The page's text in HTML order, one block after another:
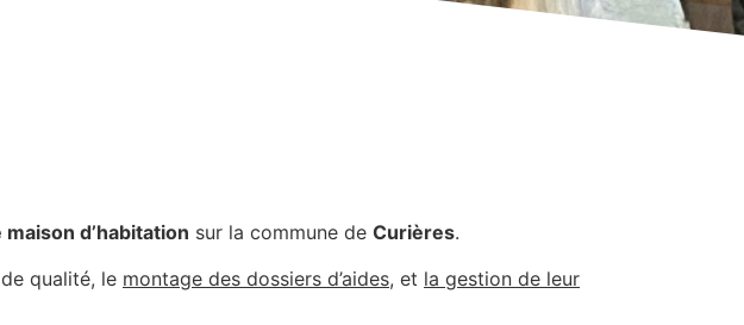
d’habitation sur la commune de Curières.
de qualité, le montage des dossiers d’aides, et la gestion de leur